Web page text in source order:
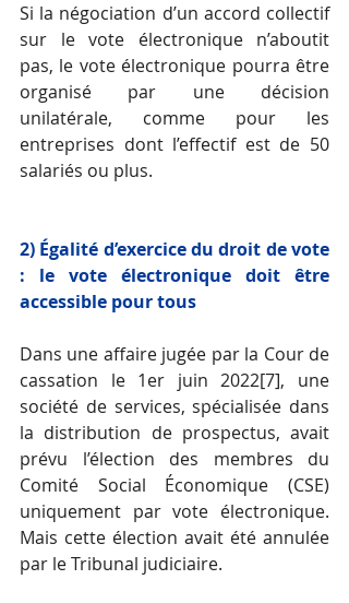
Si la négociation d’un accord collectif
sur le vote électronique n’aboutit
pas, le vote électronique pourra être
organisé par une décision
unilatérale, comme pour les
entreprises dont l’effectif est de 50
salariés ou plus.
2) Égalité d’exercice du droit de vote
: le vote électronique doit être
accessible pour tous
Dans une affaire jugée par la Cour de
cassation le 1er juin 2022[7], une
société de services, spécialisée dans
la distribution de prospectus, avait
prévu l’élection des membres du
Comité Social Économique (CSE)
uniquement par vote électronique.
Mais cette élection avait été annulée
par le Tribunal judiciaire.